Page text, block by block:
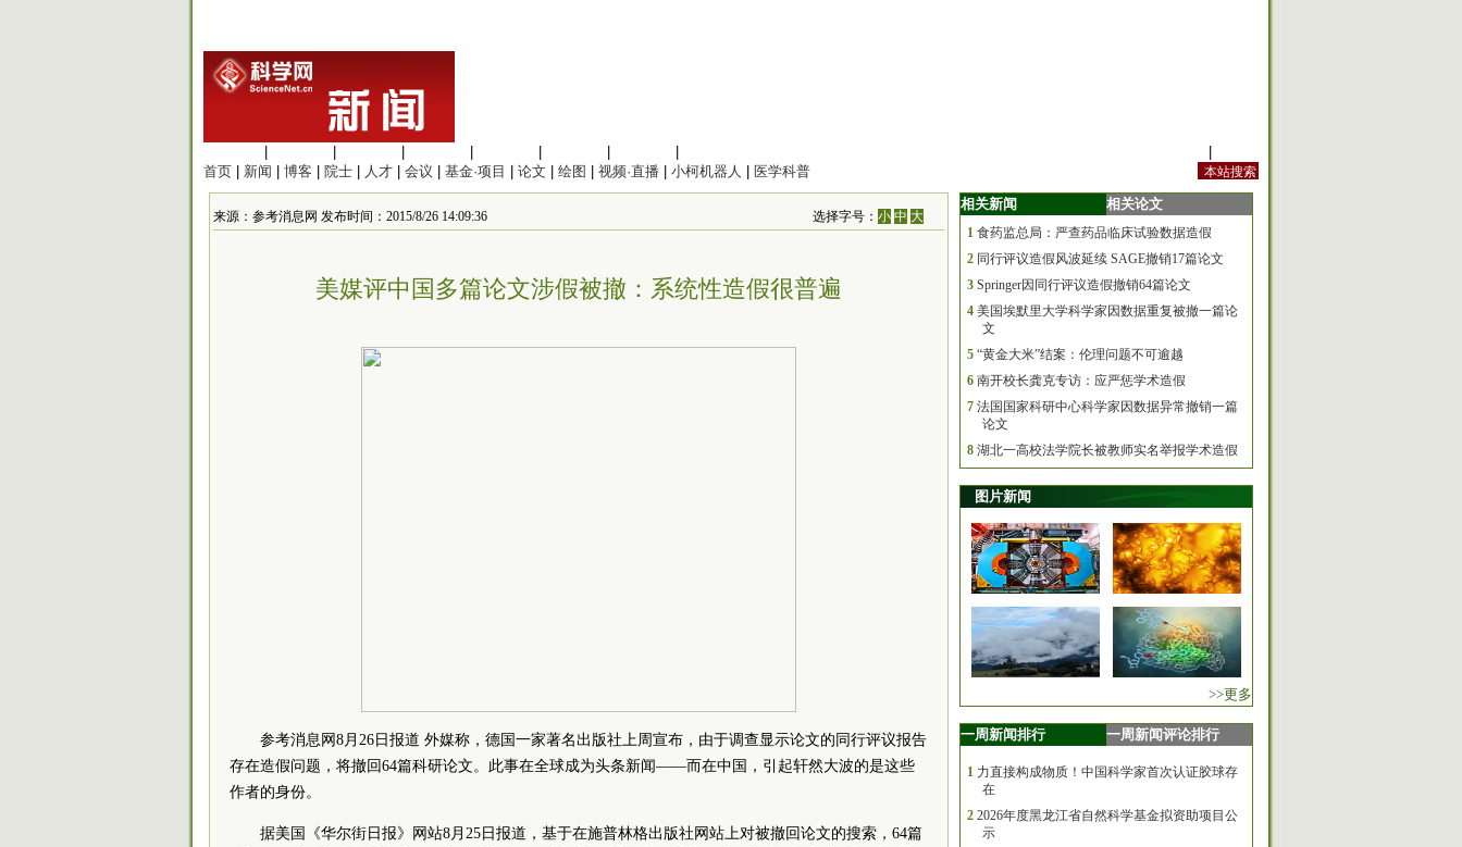
首页
新闻 博客 院士 人才 会议 基金·项目 论文 绘图 视频·直播 小柯机器人 医学科普
来源：参考消息网 发布时间：2015/8/26 14:09:36 选择字号：小 中 大
美媒评中国多篇论文涉假被撤：系统性造假很普遍
参考消息网8月26日报道 外媒称，德国一家著名出版社上周宣布，由于调查显示论文的同行评议报告
存在造假问题，将撤回64篇科研论文。此事在全球成为头条新闻——而在中国，引起轩然大波的是这些
作者的身份。
据美国《华尔街日报》网站8月25日报道，基于在施普林格出版社网站上对被撤回论文的搜索，64篇
相关新闻 相关论文
1 食药监总局：严查药品临床试验数据造假
2 同行评议造假风波延续 SAGE撤销17篇论文
3 Springer因同行评议造假撤销64篇论文
4 美国埃默里大学科学家因数据重复被撤一篇论
文
5 “黄金大米”结案：伦理问题不可逾越
6 南开校长龚克专访：应严惩学术造假
7 法国国家科研中心科学家因数据异常撤销一篇
论文
8 湖北一高校法学院长被教师实名举报学术造假
图片新闻
>>更多
一周新闻排行 一周新闻评论排行
1 力直接构成物质！中国科学家首次认证胶球存
在
2 2026年度黑龙江省自然科学基金拟资助项目公
示